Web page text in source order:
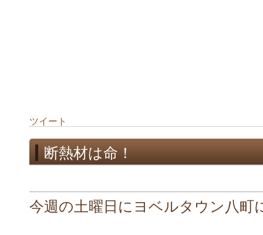
ツイート
断熱材は命！
今週の土曜日にヨベルタウン八町